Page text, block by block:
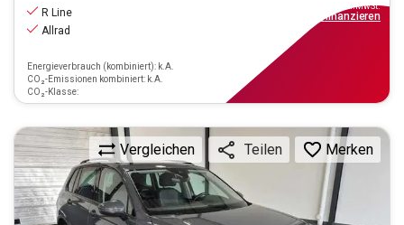
R Line
Allrad
Energieverbrauch (kombiniert): k.A.
CO₂-Emissionen kombiniert: k.A.
CO₂-Klasse:
inkl.MwSt.
finanzieren
Vergleichen Teilen Merken